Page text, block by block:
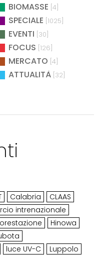
BIOMASSE [4]
SPECIALE [1025]
EVENTI [30]
FOCUS [126]
MERCATO [4]
ATTUALITÀ [32]
Calabria
CLAAS
intrenazionale
Hinowa
luce UV-C
Luppolo